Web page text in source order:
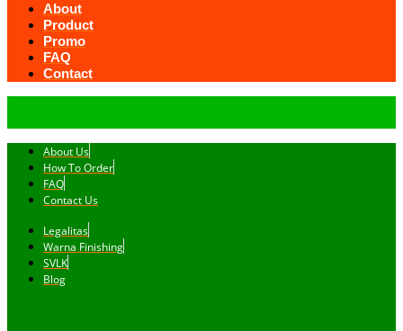
About
Product
Promo
FAQ
Contact
About Us
How To Order
FAQ
Contact Us
Legalitas
Warna Finishing
SVLK
Blog